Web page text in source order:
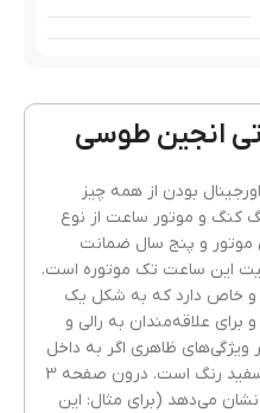
موتور و پنج سال باتری
تک موتور
هنگ کنگ
T ENGINE | تی ان جین
انجین طوسی
بودن از همه چیز
و موتور ساعت از نوع
موتور و پنج سال ضمانت
این ساعت تک موتوره است.
و خاص دارد که به شکل یک
علاقه‌مندان به رالی و
ویژگی‌های ظاهری اگر به داخل
ساعت نگاه کنید، صفحه‌ی ساعت سفید رنگ است. درون صفحه 3
می‌دهد (برای مثال: این